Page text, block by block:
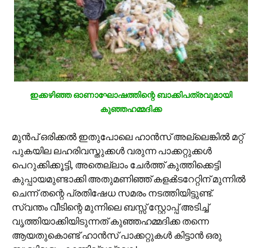
ഇക്കഴിഞ്ഞ ഓണാഘോഷത്തിന്റെ ബാക്കിപത്രവുമായി
കുഞ്ഞഹമ്മദിക്ക
മുന്‍പ് ഒരിക്കല്‍ ഇതുപോലെ ഹാന്‍സ് അല്ലെങ്കില്‍ മറ്റ്
പുകയില ലഹരിവസ്തുക്കള്‍ വരുന്ന പാക്കറ്റുക്കള്‍
പെറുക്കിക്കൂട്ടി, അതെല്ലാം ചേര്‍ത്ത് കുത്തിക്കെട്ടി
കുപ്പായമുണ്ടാക്കി അതുമണിഞ്ഞ് കളക്‍ടറേറ്റിന് മുന്നില്‍
ചെന്ന് തന്റെ പ്രതിഷേധ സമരം നടത്തിയിട്ടുണ്ട്.
സ്വന്തം വീടിന്റെ മുന്നിലെ ബസ്സ് സ്റ്റോപ്പ് അടിച്ച്
വൃത്തിയാക്കിയിടുന്നത് കുഞ്ഞഹമ്മദിക്ക തന്നെ
ആയതുകൊണ്ട് ഹാന്‍സ് പാക്കറ്റുകള്‍ കിട്ടാന്‍ ഒരു